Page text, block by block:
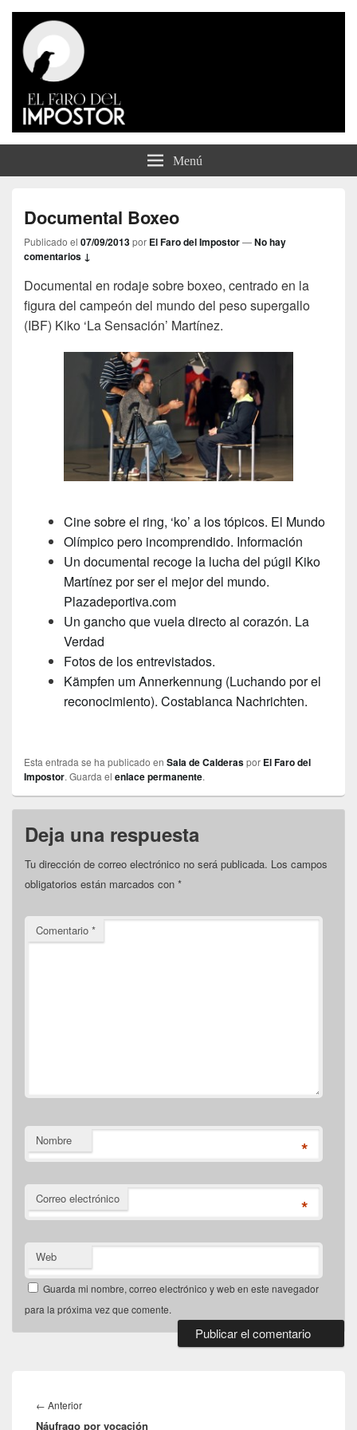
El Faro del Impostor
Menú
Documental Boxeo
Publicado el 07/09/2013por El Faro del Impostor—No hay
comentarios ↓
Documental en rodaje sobre boxeo, centrado en la
figura del campeón del mundo del peso supergallo
(IBF) Kiko ‘La Sensación’ Martínez.
Cine sobre el ring, ‘ko’ a los tópicos. El Mundo
Olímpico pero incomprendido. Información
Un documental recoge la lucha del púgil Kiko
Martínez por ser el mejor del mundo.
Plazadeportiva.com
Un gancho que vuela directo al corazón. La
Verdad
Fotos de los entrevistados.
Kämpfen um Annerkennung (Luchando por el
reconocimiento). Costablanca Nachrichten.
Esta entrada se ha publicado en Sala de Calderaspor El Faro del
Impostor. Guarda el enlace permanente.
Deja una respuesta
Tu dirección de correo electrónico no será publicada. Los campos
obligatorios están marcados con *
Comentario *
Nombre *
Correo electrónico *
Web
Guarda mi nombre, correo electrónico y web en este navegador
para la próxima vez que comente.
de
entradas
← AnteriorEntrada
anterior:
Náufrago por vocación